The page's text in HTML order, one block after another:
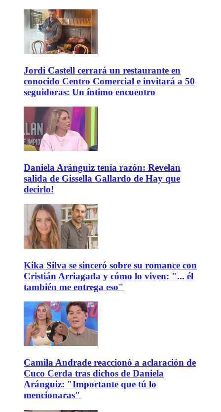
Jordi Castell cerrará un restaurante en
conocido Centro Comercial e invitará a 50
seguidoras: Un íntimo encuentro
Daniela Aránguiz tenía razón: Revelan
salida de Gissella Gallardo de Hay que
decirlo!
Kika Silva se sinceró sobre su romance con
Cristián Arriagada y cómo lo viven: "... él
también me entrega eso"
Camila Andrade reaccionó a aclaración de
Cuco Cerda tras dichos de Daniela
Aránguiz: "Importante que tú lo
mencionaras"